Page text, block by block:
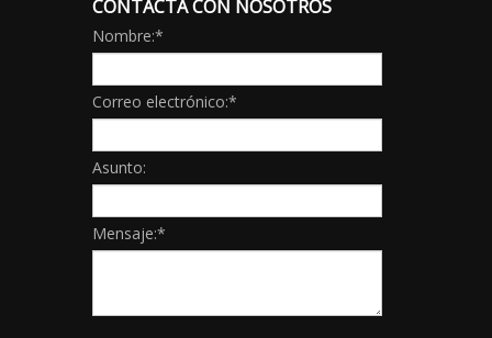
CONTACTA CON NOSOTROS
Nombre:*
Correo electrónico:*
Asunto:
Mensaje:*